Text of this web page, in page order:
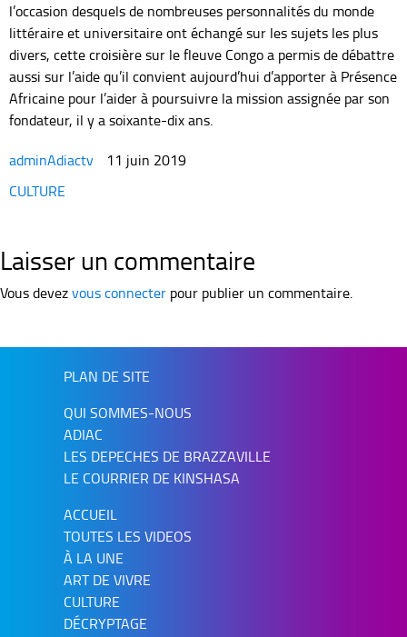
l’occasion desquels de nombreuses personnalités du monde
littéraire et universitaire ont échangé sur les sujets les plus
divers, cette croisière sur le fleuve Congo a permis de débattre
aussi sur l’aide qu’il convient aujourd’hui d’apporter à Présence
Africaine pour l’aider à poursuivre la mission assignée par son
fondateur, il y a soixante-dix ans.
adminAdiactv
11 juin 2019
Categories
CULTURE
Laisser un commentaire
Vous devezvous connecter pour publier un commentaire.
PLAN DE SITE
QUI SOMMES-NOUS
ADIAC
LES DEPECHES DE BRAZZAVILLE
LE COURRIER DE KINSHASA
ACCUEIL
TOUTES LES VIDEOS
À LA UNE
ART DE VIVRE
CULTURE
DÉCRYPTAGE